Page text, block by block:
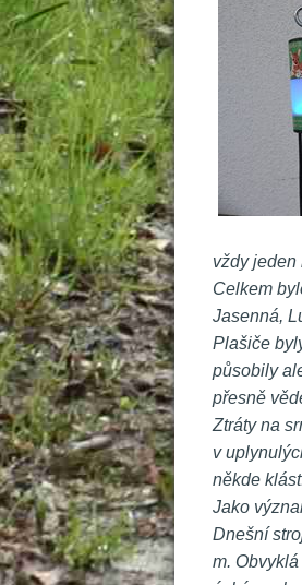
vždy jeden
Celkem
Jasenná,
Plašiče
působily
přesně
Ztráty na
v
někde
Jako
Dnešní
m.